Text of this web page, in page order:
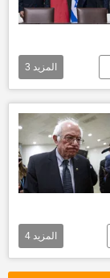
المزيد 3
المزيد 4